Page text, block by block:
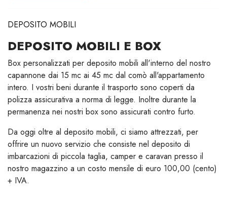
DEPOSITO MOBILI
DEPOSITO MOBILI E BOX
Box personalizzati per deposito mobili all'interno del nostro
capannone dai 15 mc ai 45 mc dal comò all'appartamento
intero. I vostri beni durante il trasporto sono coperti da
polizza assicurativa a norma di legge. Inoltre durante la
permanenza nei nostri box sono assicurati contro furto.
Da oggi oltre al deposito mobili, ci siamo attrezzati, per
offrire un nuovo servizio che consiste nel deposito di
imbarcazioni di piccola taglia, camper e caravan presso il
nostro magazzino a un costo mensile di euro 100,00 (cento)
+ IVA.